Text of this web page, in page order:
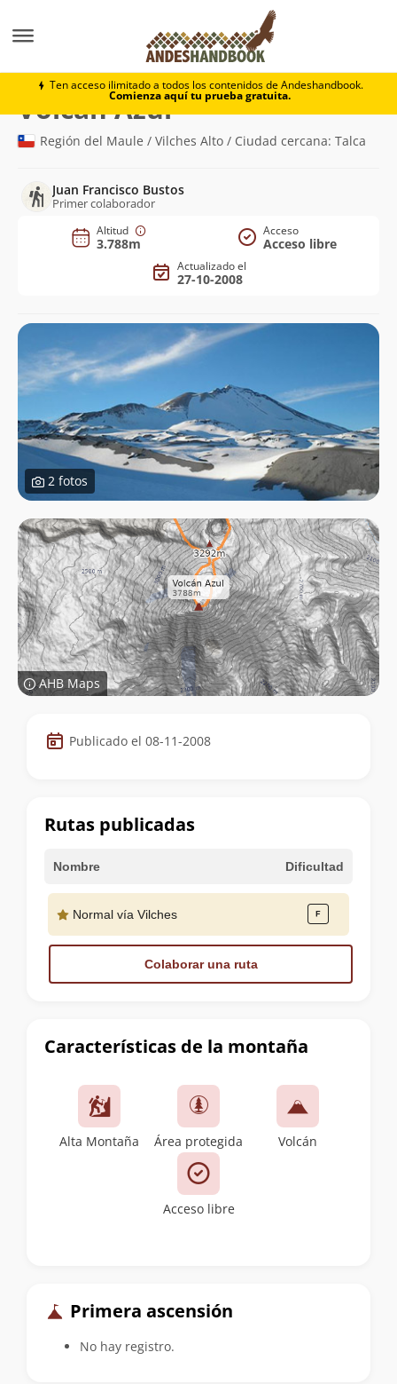
Ten acceso ilimitado a todos los contenidos de Andeshandbook.
Comienza aquí tu prueba gratuita.
Volcán Azul
Volcán Azul(3.788m)
Región del Maule / Vilches Alto / Ciudad cercana: Talca
Juan Francisco Bustos
Primer colaborador
Altitud
3.788m
Acceso
Acceso libre
Actualizado el
27-10-2008
2 fotos
AHB Maps
Datos
de
cumbre
Publicado el 08-11-2008
Características de la montaña
Alta Montaña Área protegida Volcán
Acceso libre
Primera ascensión
No hay registro.
Rutas publicadas
Nombre Dificultad
Normal vía Vilches
Colaborar una ruta